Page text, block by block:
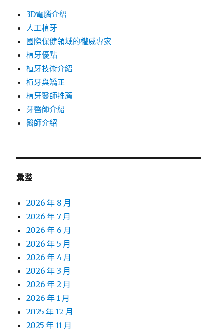
3D電腦介紹
人工植牙
國際保健領域的權威專家
植牙優點
植牙技術介紹
植牙與矯正
植牙醫師推薦
牙醫師介紹
醫師介紹
彙整
2026 年 8 月
2026 年 7 月
2026 年 6 月
2026 年 5 月
2026 年 4 月
2026 年 3 月
2026 年 2 月
2026 年 1 月
2025 年 12 月
2025 年 11 月